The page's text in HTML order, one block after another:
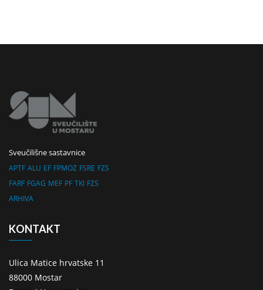
Sveučilišne sastavnice
APTF ALU EF FPMOZ FSRE FZS
FARF FGAG MEF PF TKI FZS
ARHIVA
KONTAKT
Ulica Matice hrvatske 11
88000 Mostar